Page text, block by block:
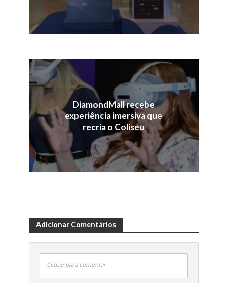
DiamondMall recebe
experiência imersiva que
recria o Coliseu
Adicionar Comentários
Clique para comentar